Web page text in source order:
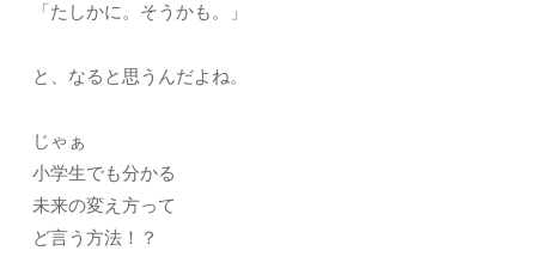
「たしかに。そうかも。」
と、なると思うんだよね。
じゃぁ
小学生でも分かる
未来の変え方って
ど言う方法！？